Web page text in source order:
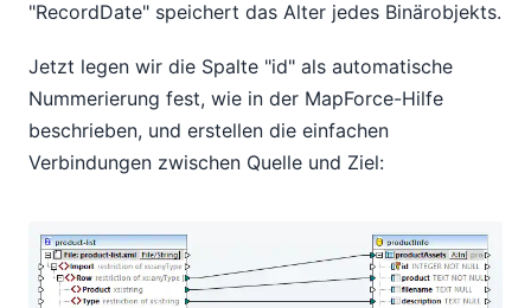
"RecordDate" speichert das Alter jedes Binärobjekts.
Jetzt legen wir die Spalte "id" als automatische
Nummerierung fest, wie in der MapForce-Hilfe
beschrieben, und erstellen die einfachen
Verbindungen zwischen Quelle und Ziel: